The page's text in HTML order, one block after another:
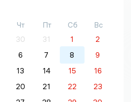
Чт Пт Сб
Вс
30 31 1
2
6 7 8
9
13 14 15
16
20 21 22
23